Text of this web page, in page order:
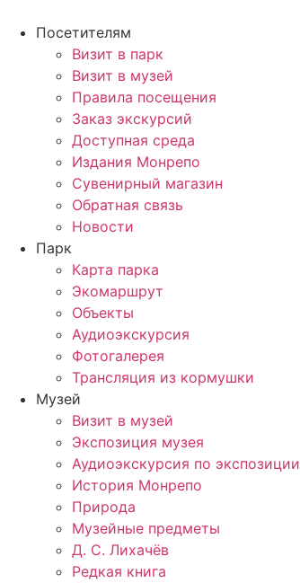
содержимому
Посетителям
Визит в парк
Визит в музей
Правила посещения
Заказ экскурсий
Доступная среда
Издания Монрепо
Сувенирный магазин
Обратная связь
Новости
Парк
Карта парка
Экомаршрут
Объекты
Аудиоэкскурсия
Фотогалерея
Трансляция из кормушки
Музей
Визит в музей
Экспозиция музея
Аудиоэкскурсия по экспозиции
История Монрепо
Природа
Музейные предметы
Д. С. Лихачёв
Редкая книга